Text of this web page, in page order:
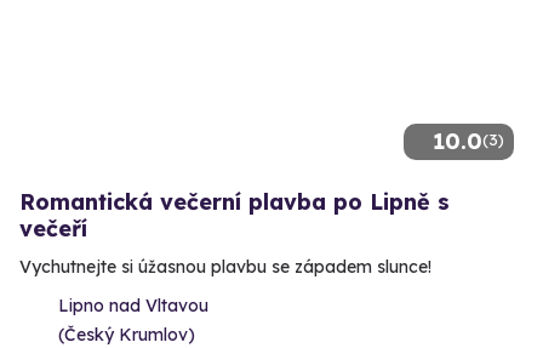
10.0(3)
Romantická večerní plavba po Lipně s
večeří
Vychutnejte si úžasnou plavbu se západem slunce!
Lipno nad Vltavou
(Český Krumlov)